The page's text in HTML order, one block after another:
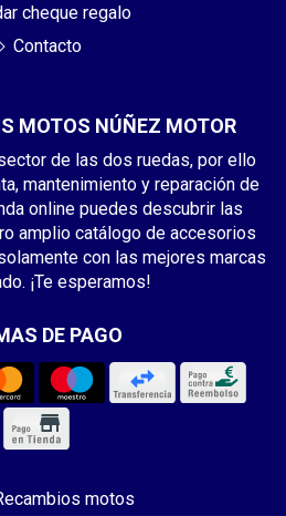
MOTOS NÚÑEZ MOTOR
de las dos ruedas, por ello
mantenimiento y reparación de
online puedes descubrir las
amplio catálogo de accesorios
con las mejores marcas
¡Te esperamos!
DE PAGO
cheque regalo
Contacto
motos